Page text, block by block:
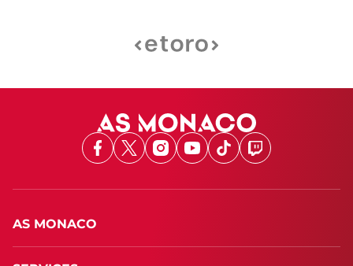
Facebook
X Instagram
Youtube
TikTokTwitch
AS MONACO